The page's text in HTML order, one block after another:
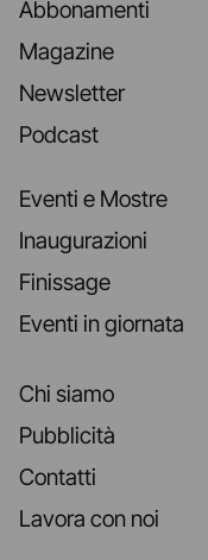
Abbonamenti
Magazine
Newsletter
Podcast
Eventi e Mostre
Inaugurazioni
Finissage
Eventi in giornata
Chi siamo
Pubblicità
Contatti
Lavora con noi